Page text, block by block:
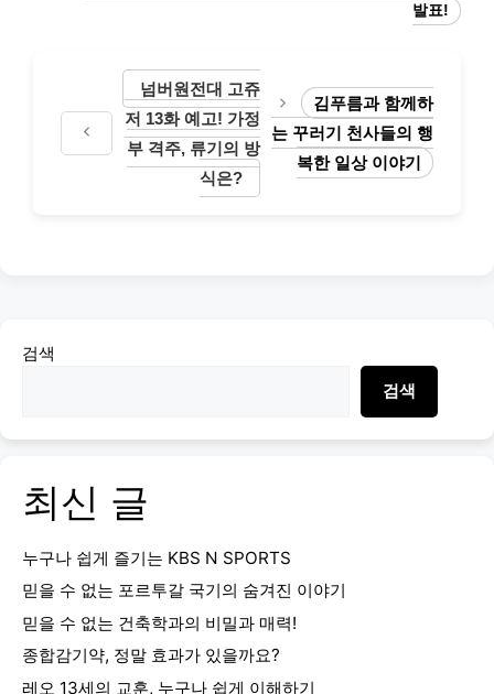
발표!
넘버원전대 고쥬
저 13화 예고! 가정
부 격주, 류기의 방
식은?
김푸름과 함께하
는 꾸러기 천사들의 행
복한 일상 이야기
검색
검색
최신 글
누구나 쉽게 즐기는 KBS N SPORTS
믿을 수 없는 포르투갈 국기의 숨겨진 이야기
믿을 수 없는 건축학과의 비밀과 매력!
종합감기약, 정말 효과가 있을까요?
레오 13세의 교훈, 누구나 쉽게 이해하기